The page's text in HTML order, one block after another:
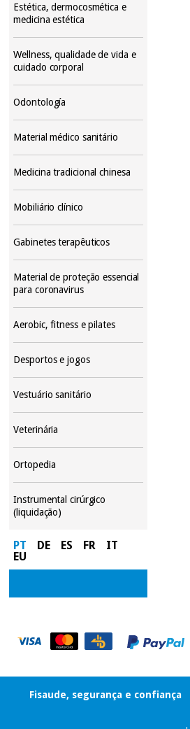
Estética, dermocosmética e
medicina estética
Wellness, qualidade de vida e
cuidado corporal
Odontología
Material médico sanitário
Medicina tradicional chinesa
Mobiliário clínico
Gabinetes terapêuticos
Material de proteção essencial
para coronavirus
Aerobic, fitness e pilates
Desportos e jogos
Vestuário sanitário
Veterinária
Ortopedia
Instrumental cirúrgico
(liquidação)
PT DE ES FR
IT
EU
Fisaude, segurança e confiança